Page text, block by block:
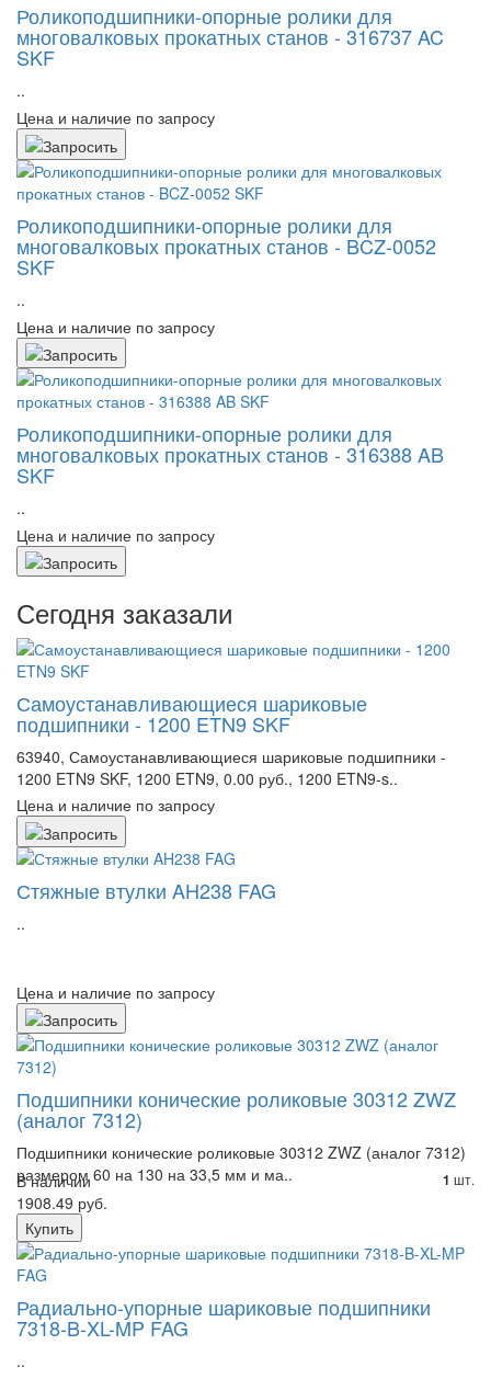
Роликоподшипники-опорные ролики для
многовалковых прокатных станов - 316737 AC
SKF
..
Цена и наличие по запросу
Роликоподшипники-опорные ролики для
многовалковых прокатных станов - BCZ-0052
SKF
..
Цена и наличие по запросу
Роликоподшипники-опорные ролики для
многовалковых прокатных станов - 316388 AB
SKF
..
Цена и наличие по запросу
Сегодня заказали
Самоустанавливающиеся шариковые
подшипники - 1200 ETN9 SKF
63940, Самоустанавливающиеся шариковые подшипники -
1200 ETN9 SKF, 1200 ETN9, 0.00 руб., 1200 ETN9-s..
Цена и наличие по запросу
Стяжные втулки AH238 FAG
..
Цена и наличие по запросу
Подшипники конические роликовые 30312 ZWZ
(аналог 7312)
Подшипники конические роликовые 30312 ZWZ (аналог 7312)
размером 60 на 130 на 33,5 мм и ма..
В наличии 1 шт.
1908.49 руб.
Купить
Радиально-упорные шариковые подшипники
7318-B-XL-MP FAG
..